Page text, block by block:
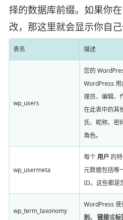
择的数据库前缀。如果你
改，那这里就会显示你自己
表名 描述
wp_users
您的
WordPress
理员、编辑、
在此表中的其
氏、昵称、密
角色。
wp_usermeta
每个用户 的
元数据包括唯
ID。这些都是
wp_term_taxonomy
WordPress
别、 链接或标